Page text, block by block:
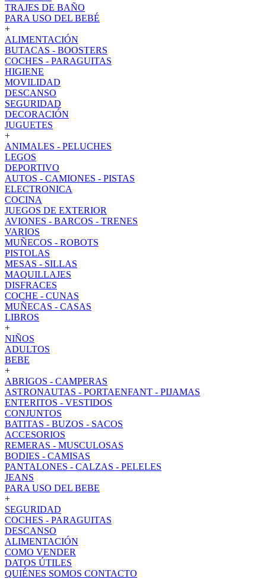
TRAJES DE BAÑO
PARA USO DEL BEBÉ
+
ALIMENTACIÓN
BUTACAS - BOOSTERS
COCHES - PARAGUITAS
HIGIENE
MOVILIDAD
DESCANSO
SEGURIDAD
DECORACIÓN
JUGUETES
+
ANIMALES - PELUCHES
LEGOS
DEPORTIVO
AUTOS - CAMIONES - PISTAS
ELECTRONICA
COCINA
JUEGOS DE EXTERIOR
AVIONES - BARCOS - TRENES
VARIOS
MUÑECOS - ROBOTS
PISTOLAS
MESAS - SILLAS
MAQUILLAJES
DISFRACES
COCHE - CUNAS
MUÑECAS - CASAS
LIBROS
+
NIÑOS
ADULTOS
BEBE
+
ABRIGOS - CAMPERAS
ASTRONAUTAS - PORTAENFANT - PIJAMAS
ENTERITOS - VESTIDOS
CONJUNTOS
BATITAS - BUZOS - SACOS
ACCESORIOS
REMERAS - MUSCULOSAS
BODIES - CAMISAS
PANTALONES - CALZAS - PELELES
JEANS
PARA USO DEL BEBE
+
SEGURIDAD
COCHES - PARAGUITAS
DESCANSO
ALIMENTACIÓN
COMO VENDER
DATOS ÚTILES
QUIÉNES SOMOS CONTACTO